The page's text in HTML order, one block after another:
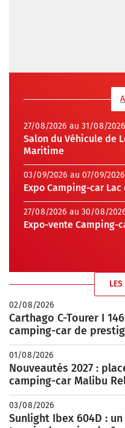
27/08/2026 au 31/08/2026
Salon du Véhicule de
Maritime
03/09/2026 au 07/09/2026
Expo Camping-car
27/08/2026 au 30/08/
Expo-vente Camping-
02/08/2026
Carthago C-Tourer I
camping-car de
01/08/2026
Nouveautés 2027 :
camping-car Malibu
03/08/2026
Sunlight Ibex 604D :